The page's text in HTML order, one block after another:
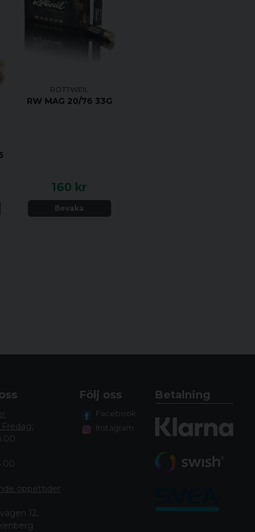
ROTTWEIL
RW MAG 20/76 33G
160 kr
Bevaka
öppettider
12,
Följ oss
Facebook
Instagram
Betalning